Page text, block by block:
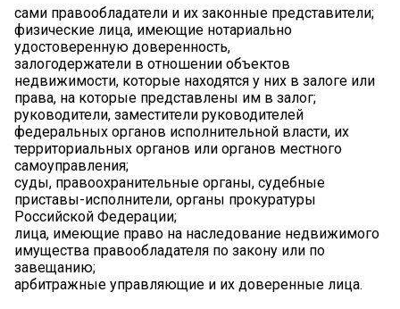
сами правообладатели и их законные представители;
физические лица, имеющие нотариально
удостоверенную доверенность,
залогодержатели в отношении объектов
недвижимости, которые находятся у них в залоге или
права, на которые представлены им в залог;
руководители, заместители руководителей
федеральных органов исполнительной власти, их
территориальных органов или органов местного
самоуправления;
суды, правоохранительные органы, судебные
приставы-исполнители, органы прокуратуры
Российской Федерации;
лица, имеющие право на наследование недвижимого
имущества правообладателя по закону или по
завещанию;
арбитражные управляющие и их доверенные лица.